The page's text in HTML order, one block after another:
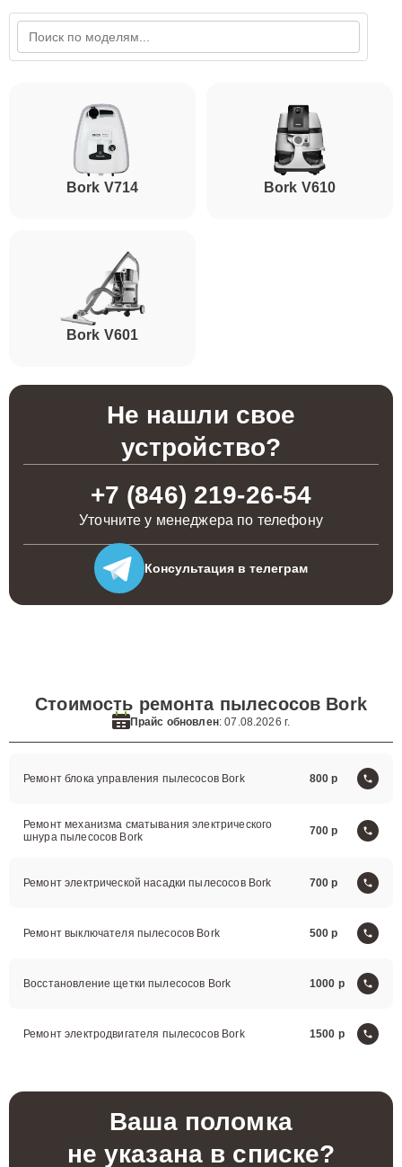
Bork V714 Bork V610
Bork V601
Не нашли свое
устройство?
+7 (846) 219-26-54
Уточните у менеджера по телефону
Консультация в телеграм
Стоимость ремонта пылесосов Bork
Прайс обновлен: 07.08.2026 г.
Ремонт блока управления пылесосов Bork 800
Ремонт механизма сматывания электрического
шнура пылесосов Bork
700
Ремонт электрической насадки пылесосов Bork 700
Ремонт выключателя пылесосов Bork 500
Восстановление щетки пылесосов Bork 1000
Ремонт электродвигателя пылесосов Bork 1500
Ваша поломка
не указана в списке?